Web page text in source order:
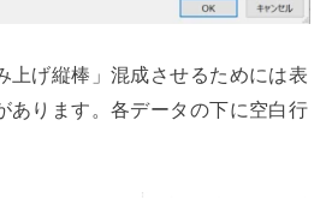
上げ縦棒」混成させるためには表
あります。各データの下に空白行